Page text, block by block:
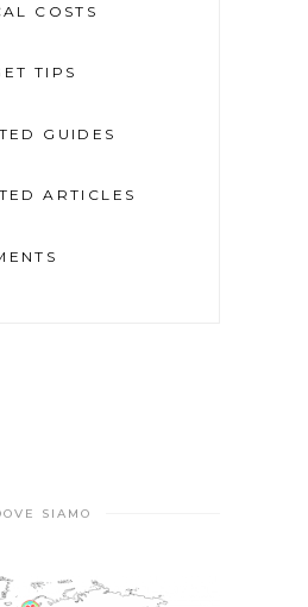
COSTS
TIPS
GUIDES
ARTICLES
SIAMO